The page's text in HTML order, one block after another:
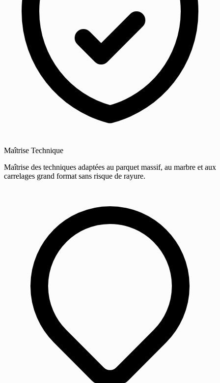
Maîtrise Technique
Maîtrise des techniques adaptées au parquet massif, au marbre et aux
carrelages grand format sans risque de rayure.